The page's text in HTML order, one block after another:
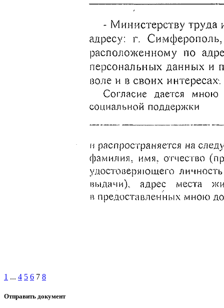
1 ... 4 5 6 7 8
Отправить документ